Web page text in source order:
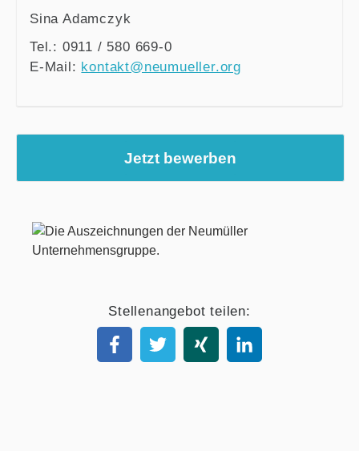
Sina Adamczyk
Tel.: 0911 / 580 669-0
E-Mail: kontakt@neumueller.org
Jetzt bewerben
Stellenangebot teilen: